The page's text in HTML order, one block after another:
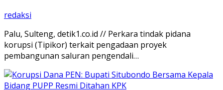
redaksi
Palu, Sulteng, detik1.co.id // Perkara tindak pidana
korupsi (Tipikor) terkait pengadaan proyek
pembangunan saluran pengendali…